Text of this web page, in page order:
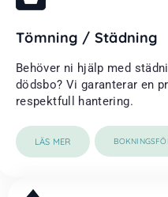
Tömning / Städning
Behöver ni hjälp med
dödsbo? Vi garanterar en
respektfull hantering.
LÄS MER